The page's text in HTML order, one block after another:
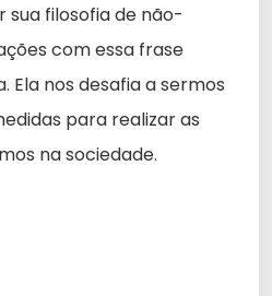
sua filosofia de não-
com essa frase
Ela nos desafia a sermos
para realizar as
na sociedade.